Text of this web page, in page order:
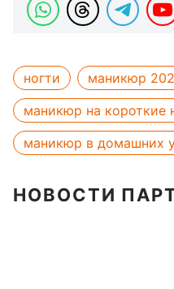
ногти
маникюр
маникюр на короткие
маникюр в домашних
НОВОСТИ